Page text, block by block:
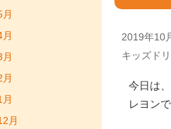
月
Posted
on
2019年10
Categories
キッズド
今日は
レヨン